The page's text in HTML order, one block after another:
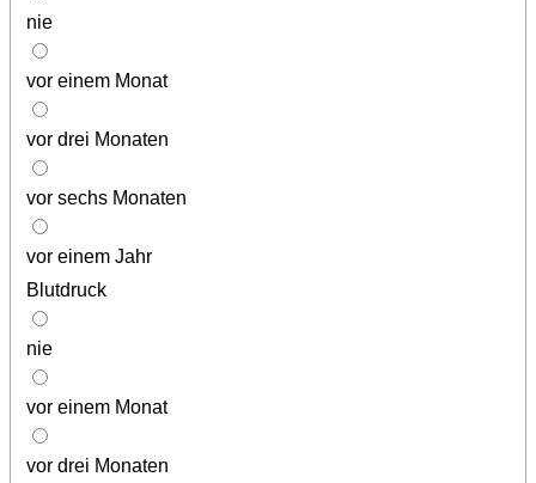
nie
vor einem Monat
vor drei Monaten
vor sechs Monaten
vor einem Jahr
Blutdruck
nie
vor einem Monat
vor drei Monaten